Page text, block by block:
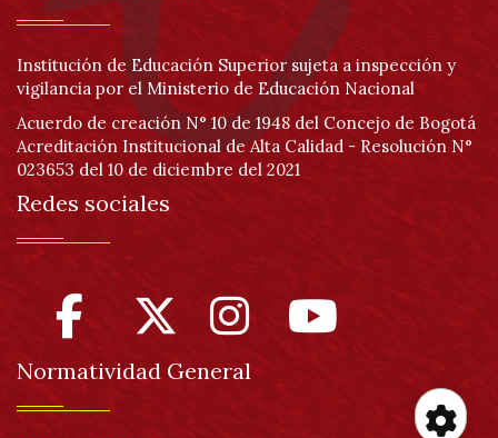
Institución de Educación Superior sujeta a inspección y
vigilancia por el Ministerio de Educación Nacional
Acuerdo de creación N° 10 de 1948 del Concejo de Bogotá
Acreditación Institucional de Alta Calidad - Resolución N°
023653 del 10 de diciembre del 2021
Redes sociales
Normatividad General